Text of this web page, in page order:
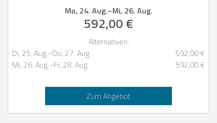
Mo, 24. Aug.–Mi, 26. Aug.
592,00 €
Alternativen:
Di, 25. Aug.–Do, 27. Aug.
592,00 €
Mi, 26. Aug.–Fr, 28. Aug. 592,00 €
Zum Angebot